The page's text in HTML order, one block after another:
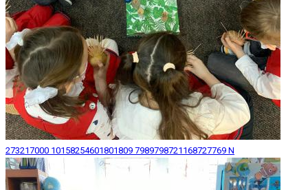
273217000 10158254601801809 7989798721168727769 N